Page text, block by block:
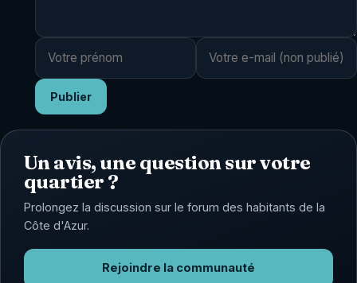
Publier
Un avis, une question sur votre
quartier ?
Prolongez la discussion sur le forum des habitants de la
Côte d'Azur.
Rejoindre la communauté